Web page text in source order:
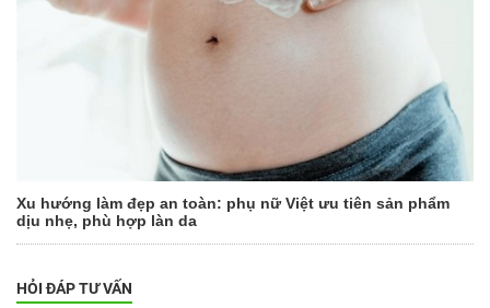
Xu hướng làm đẹp an toàn: phụ nữ Việt ưu tiên sản phẩm
dịu nhẹ, phù hợp làn da
HỎI ĐÁP TƯ VẤN